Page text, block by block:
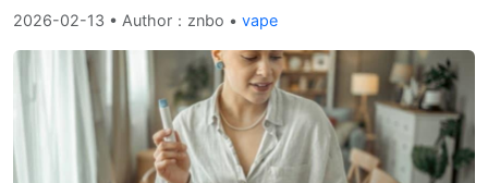
2026-02-13 • Author：znbo • vape